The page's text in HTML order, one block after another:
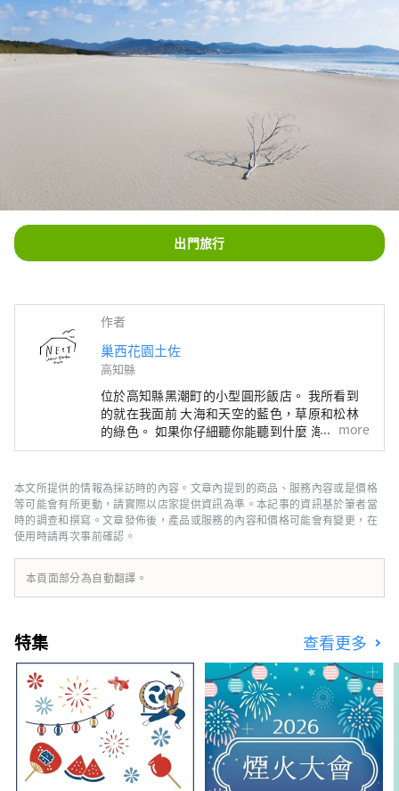
出門旅行
作者
巢西花園土佐
高知縣
位於高知縣黑潮町的小型圓形飯店。 我所看到
的就在我面前 大海和天空的藍色，草原和松林
的綠色。 如果你仔細聽你能聽到什麼 海浪聲和
鳥鳴聲。 這個空蕩蕩的小鎮裡有什麼 自然如其
取代的時光。
more
本文所提供的情報為採訪時的內容。文章內提到的商品、服務內容或是價格
等可能會有所更動，請實際以店家提供資訊為準。本記事的資訊基於筆者當
時的調查和撰寫。文章發佈後，產品或服務的內容和價格可能會有變更，在
使用時請再次事前確認。
本頁面部分為自動翻譯。
特集 查看更多